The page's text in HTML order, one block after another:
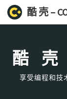
酷 壳 –
酷
享受编程和